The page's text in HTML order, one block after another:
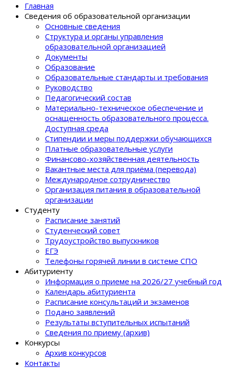
Главная
Сведения об образовательной организации
Основные сведения
Структура и органы управления
образовательной организацией
Документы
Образование
Образовательные стандарты и требования
Руководство
Педагогический состав
Материально-техническое обеспечение и
оснащенность образовательного процеcса.
Доступная среда
Стипендии и меры поддержки обучающихся
Платные образовательные услуги
Финансово-хозяйственная деятельность
Вакантные места для приёма (перевода)
Международное сотрудничество
Организация питания в образовательной
организации
Студенту
Расписание занятий
Студенческий совет
Трудоустройство выпускников
ЕГЭ
Телефоны горячей линии в системе СПО
Абитуриенту
Информация о приеме на 2026/27 учебный год
Календарь абитуриента
Расписание консультаций и экзаменов
Подано заявлений
Результаты вступительных испытаний
Сведения по приему (архив)
Конкурсы
Архив конкурсов
Контакты